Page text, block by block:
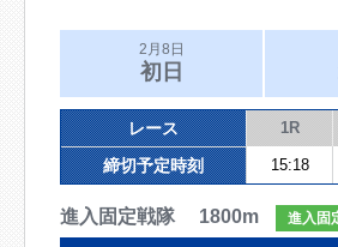
2月8日
初日
レース 1R
締切予定時刻 15:18
進入固定戦隊 1800m 進入固